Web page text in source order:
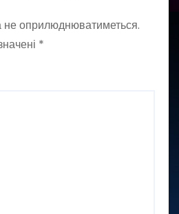
оприлюднюватиметься.
*